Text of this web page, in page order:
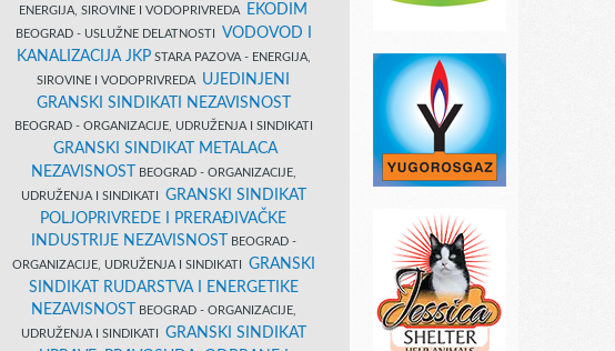
ENERGIJA, SIROVINE I VODOPRIVREDA
EKODIM
BEOGRAD - USLUŽNE DELATNOSTI VODOVOD I
KANALIZACIJA JKPSTARA PAZOVA - ENERGIJA,
SIROVINE I VODOPRIVREDA UJEDINJENI
GRANSKI SINDIKATI NEZAVISNOST
BEOGRAD - ORGANIZACIJE, UDRUŽENJA I SINDIKATI
GRANSKI SINDIKAT METALACA
NEZAVISNOST
BEOGRAD - ORGANIZACIJE,
UDRUŽENJA I SINDIKATI GRANSKI SINDIKAT
POLJOPRIVREDE I PRERAĐIVAČKE
INDUSTRIJE NEZAVISNOST
BEOGRAD -
ORGANIZACIJE, UDRUŽENJA I SINDIKATI GRANSKI
SINDIKAT RUDARSTVA I ENERGETIKE
NEZAVISNOST
BEOGRAD - ORGANIZACIJE,
UDRUŽENJA I SINDIKATI GRANSKI SINDIKAT